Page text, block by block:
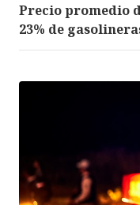
Precio promedio
23% de